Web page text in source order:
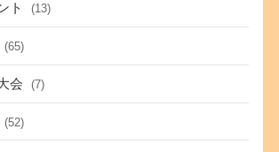
ト (13)
(65)
会 (7)
(52)